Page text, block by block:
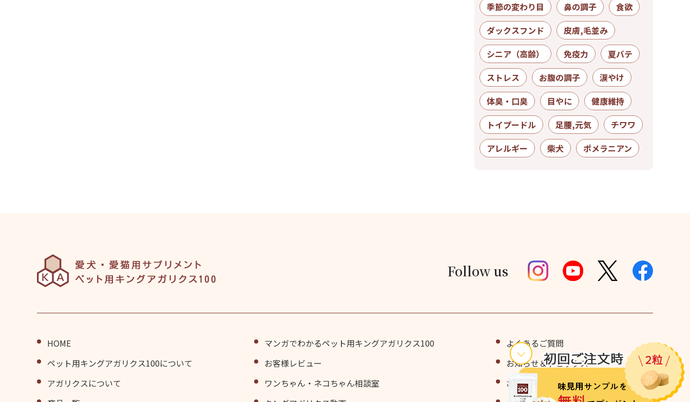
季節の変わり目
鼻の調子
食欲
ダックスフンド
皮膚,毛並み
シニア（高齢）
免疫力
夏バテ
ストレス
お腹の調子
涙やけ
体臭・口臭
目やに
健康維持
トイプードル
足腰,元気
チワワ
アレルギー
柴犬 ポメラニアン
Follow us
HOME
ペット⽤キングアガリクス100について
アガリクスについて
マンガでわかるペット用キングアガリクス100
お客様レビュー
ワンちゃん・ネコちゃん相談室
よくあるご質問
お知らせ＆トピックス
お問い合わせ・味見用サンプル請求